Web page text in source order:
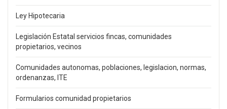
Ley Hipotecaria
Legislación Estatal servicios fincas, comunidades
propietarios, vecinos
Comunidades autonomas, poblaciones, legislacion, normas,
ordenanzas, ITE
Formularios comunidad propietarios